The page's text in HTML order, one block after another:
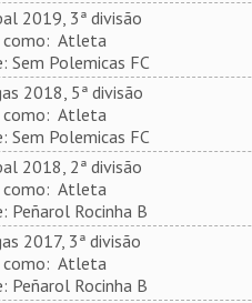
2019, 3ª divisão
Atleta
Polemicas FC
2018, 5ª divisão
Atleta
Polemicas FC
2018, 2ª divisão
Atleta
Rocinha B
2017, 3ª divisão
Atleta
Rocinha B